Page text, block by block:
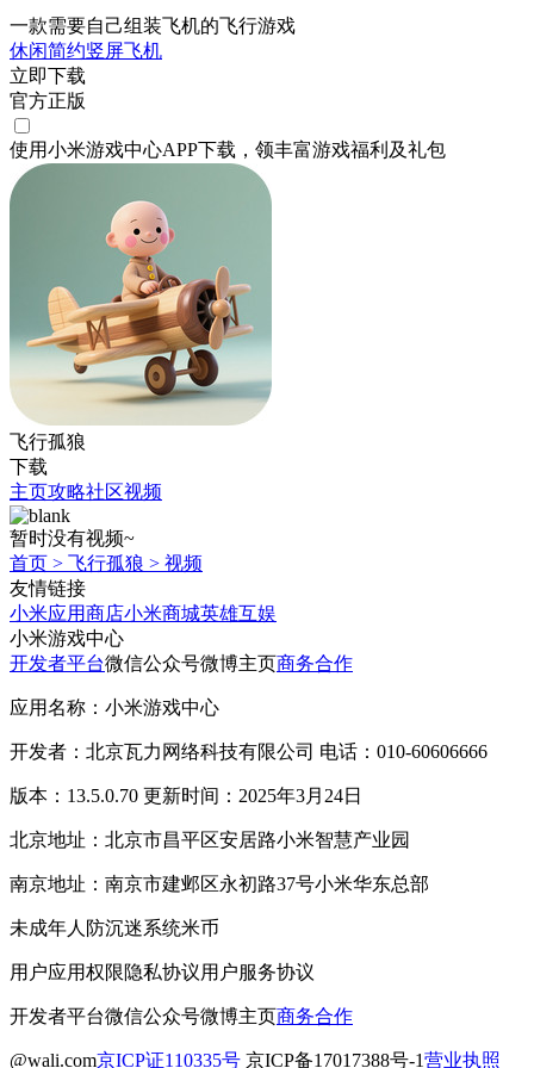
一款需要自己组装飞机的飞行游戏
休闲简约竖屏飞机
立即下载
官方正版
使用小米游戏中心APP下载 ，领丰富游戏福利 及礼包
飞行孤狼
下载
主页攻略社区视频
暂时没有视频~
首页 > 飞行孤狼 > 视频
友情链接
小米应用商店小米商城英雄互娱
小米游戏中心
开发者平台微信公众号微博主页商务合作
应用名称：小米游戏中心
开发者：北京瓦力网络科技有限公司 电话：010-60606666
版本：13.5.0.70 更新时间：2025年3月24日
北京地址：北京市昌平区安居路小米智慧产业园
南京地址：南京市建邺区永初路37号小米华东总部
未成年人防沉迷系统米币
用户应用权限隐私协议用户服务协议
开发者平台微信公众号微博主页商务合作
@wali.com京ICP证110335号 京ICP备17017388号-1营业执照